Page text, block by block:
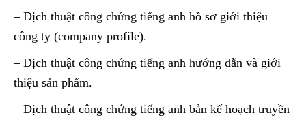
– Dịch thuật công chứng tiếng anh hồ sơ giới thiệu
công ty (company profile).
– Dịch thuật công chứng tiếng anh hướng dẫn và giới
thiệu sản phẩm.
– Dịch thuật công chứng tiếng anh bản kế hoạch truyền